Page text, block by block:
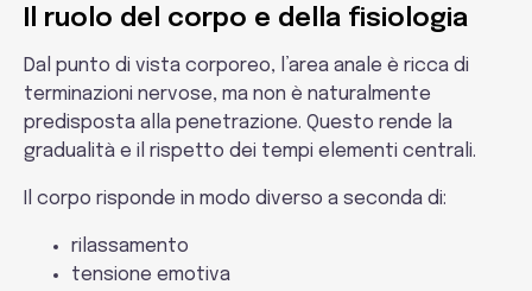
Il ruolo del corpo e della fisiologia
Dal punto di vista corporeo, l’area anale è ricca di
terminazioni nervose, ma non è naturalmente
predisposta alla penetrazione. Questo rende la
gradualità e il rispetto dei tempi elementi centrali.
Il corpo risponde in modo diverso a seconda di:
rilassamento
tensione emotiva